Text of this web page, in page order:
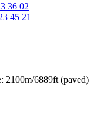
36 02
45 21
2100m/6889ft (paved)